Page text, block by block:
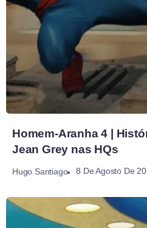
Homem-Aranha 4 |
Jean Grey nas HQs
Hugo Santiago 8 De Agosto De